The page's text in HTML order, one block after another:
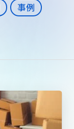
事例